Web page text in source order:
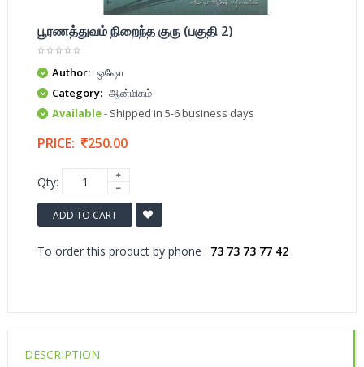
பூரணத்துவம் நிறைந்த குரு (பகுதி 2)
Author: ஒஷோ
Category: ஆன்மிகம்
Available- Shipped in 5-6 business days
PRICE: 250.00
Qty:
ADD TO CART
To order this product by phone : 73 73 73 77 42
DESCRIPTION